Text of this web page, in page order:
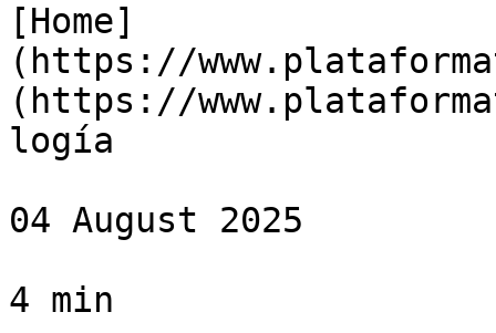
[Home]
(https://
(https://
logía
04 August 2025
4 min